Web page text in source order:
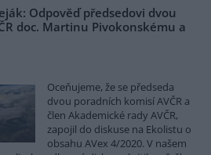
Odpověď předsedovi dvou
doc. Martinu Pivokonskému a
Oceňujeme, že se předseda
dvou poradních komisí AVČR a
člen Akademické rady AVČR,
zapojil do diskuse na Ekolistu o
obsahu AVex 4/2020. V našem